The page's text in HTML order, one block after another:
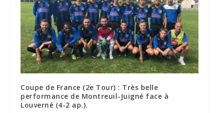
Coupe de France (2e Tour) : Très belle
performance de Montreuil-Juigné face à
Louverné (4-2 ap.).